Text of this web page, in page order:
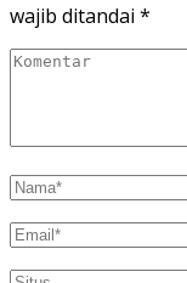
wajib ditandai *